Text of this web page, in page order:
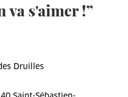
va s'aimer !”
Druilles